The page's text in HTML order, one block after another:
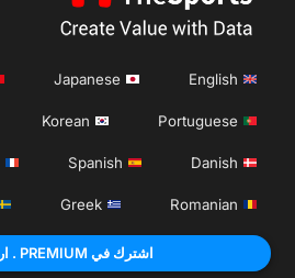
English
Japanese
Portuguese
Korean
Danish
Spanish
Romanian
Greek
German
اشترك في PREMIUM . اربح الان.